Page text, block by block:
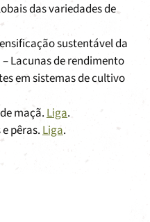
das variedades de
sustentável da
Lacunas de rendimento
em sistemas de cultivo
maçã.Liga.
pêras.Liga.